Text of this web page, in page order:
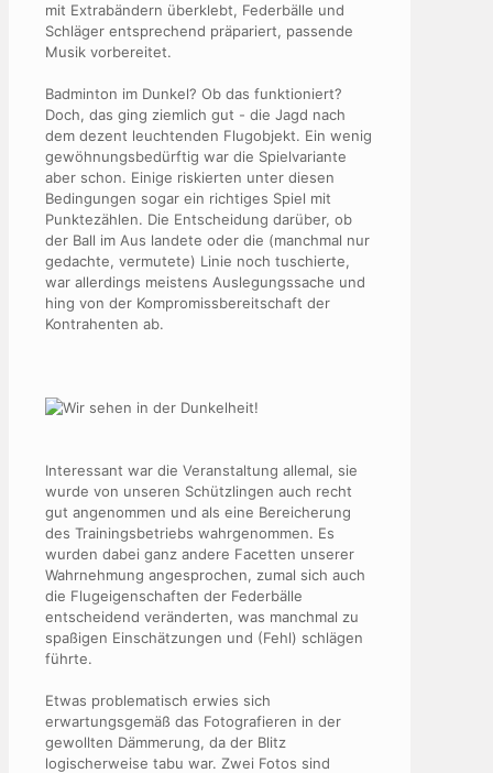
mit Extrabändern überklebt, Federbälle und
Schläger entsprechend präpariert, passende
Musik vorbereitet.
Badminton im Dunkel? Ob das funktioniert?
Doch, das ging ziemlich gut - die Jagd nach
dem dezent leuchtenden Flugobjekt. Ein wenig
gewöhnungsbedürftig war die Spielvariante
aber schon. Einige riskierten unter diesen
Bedingungen sogar ein richtiges Spiel mit
Punktezählen. Die Entscheidung darüber, ob
der Ball im Aus landete oder die (manchmal nur
gedachte, vermutete) Linie noch tuschierte,
war allerdings meistens Auslegungssache und
hing von der Kompromissbereitschaft der
Kontrahenten ab.
Interessant war die Veranstaltung allemal, sie
wurde von unseren Schützlingen auch recht
gut angenommen und als eine Bereicherung
des Trainingsbetriebs wahrgenommen. Es
wurden dabei ganz andere Facetten unserer
Wahrnehmung angesprochen, zumal sich auch
die Flugeigenschaften der Federbälle
entscheidend veränderten, was manchmal zu
spaßigen Einschätzungen und (Fehl) schlägen
führte.
Etwas problematisch erwies sich
erwartungsgemäß das Fotografieren in der
gewollten Dämmerung, da der Blitz
logischerweise tabu war. Zwei Fotos sind